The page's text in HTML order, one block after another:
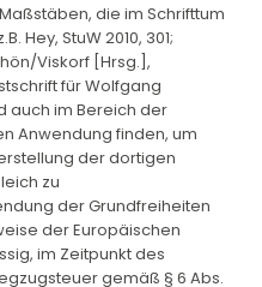
die im Schrifttum
Hey, StuW 2010, 301;
Viskorf [Hrsg.],
für Wolfgang
auch im Bereich der
Anwendung finden, um
der dortigen
zu
der Grundfreiheiten
der Europäischen
im Zeitpunkt des
gemäß § 6 Abs.